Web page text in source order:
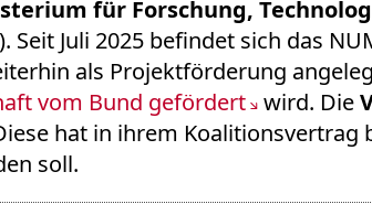
für Forschung,
Juli 2025 befindet sich das
als Projektförderung
vom Bund gefördert wird. Die
hat in ihrem Koalitionsvertrag
soll.